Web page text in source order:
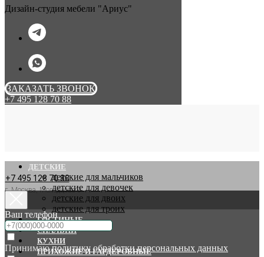
Дизайн-студия мебели "Ариус"
ЗАКАЗАТЬ ЗВОНОК
+7 495 128 70 88
+7 495 128 70 88
г. Москва, Молодцова 9
ДЕТСКИЕ
детские для мальчиков
детские для девочек
детские для двоих
детские для троих
ГОСТИНЫЕ
СПАЛЬНИ
КУХНИ
ПРИХОЖИЕ И ГАРДЕРОБНЫЕ
Ваш телефон
Принимаюполитику обработки персональных данных